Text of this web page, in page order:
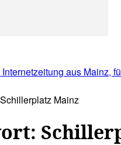
Schillerplatz Mainz